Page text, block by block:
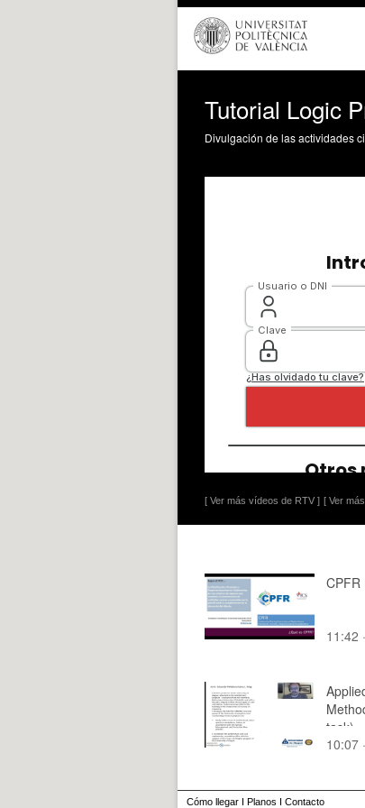
Tutorial Logic
Divulgación de las actividades
[ Ver más vídeos de RTV ] [ Ver
CPFR
11:42
task)
10:07
Cómo llegar I Planos I Contacto